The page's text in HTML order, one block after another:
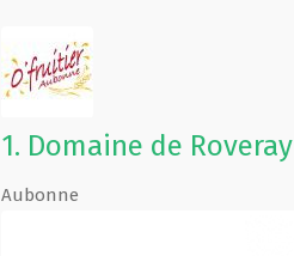
1. Domaine de Roveray
Aubonne